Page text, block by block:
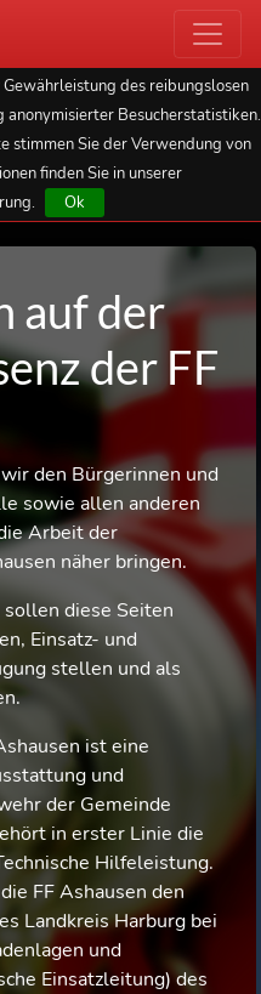
des reibungslosen
anonymisierter Besucherstatistiken.
stimmen Sie der Verwendung von
finden Sie in unserer
Ok
auf der
der FF
den Bürgerinnen und
sowie allen anderen
Arbeit der
näher bringen.
diese Seiten
Einsatz- und
stellen und als
ist eine
und
der Gemeinde
in erster Linie die
Hilfeleistung.
FF Ashausen den
Landkreis Harburg bei
und
Einsatzleitung) des